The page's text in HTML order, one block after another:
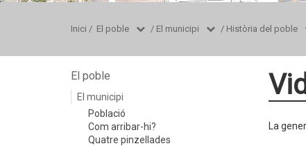
Inici / El poble / El municipi / Història del poble
El poble
El municipi
Població
Com arribar-hi?
Quatre pinzellades
La